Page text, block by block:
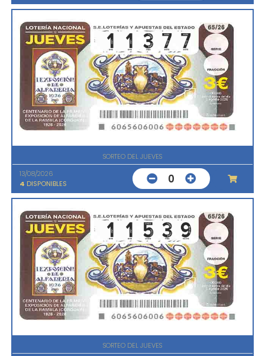
SORTEO DEL JUEVES
13/08/2026
4 DISPONIBLES 0
SORTEO DEL JUEVES